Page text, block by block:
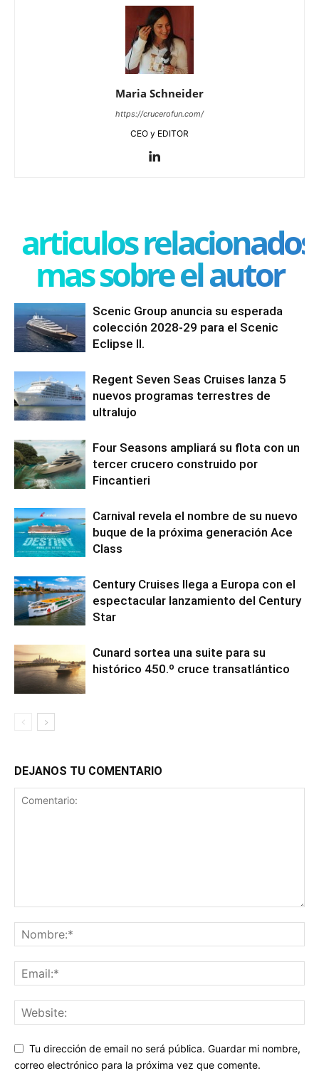
Maria Schneider
https://crucerofun.com/
CEO y EDITOR
articulos relacionados
mas sobre el autor
Scenic Group anuncia su esperada
colección 2028-29 para el Scenic
Eclipse II.
Regent Seven Seas Cruises lanza 5
nuevos programas terrestres de
ultralujo
Four Seasons ampliará su flota con un
tercer crucero construido por
Fincantieri
Carnival revela el nombre de su nuevo
buque de la próxima generación Ace
Class
Century Cruises llega a Europa con el
espectacular lanzamiento del Century
Star
Cunard sortea una suite para su
histórico 450.º cruce transatlántico
DEJANOS TU COMENTARIO
Tu dirección de email no será pública. Guardar mi nombre,
correo electrónico para la próxima vez que comente.